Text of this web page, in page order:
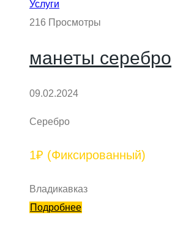
Услуги
216 Просмотры
манеты серебро
09.02.2024
Серебро
1₽ (Фиксированный)
Владикавказ
Подробнее